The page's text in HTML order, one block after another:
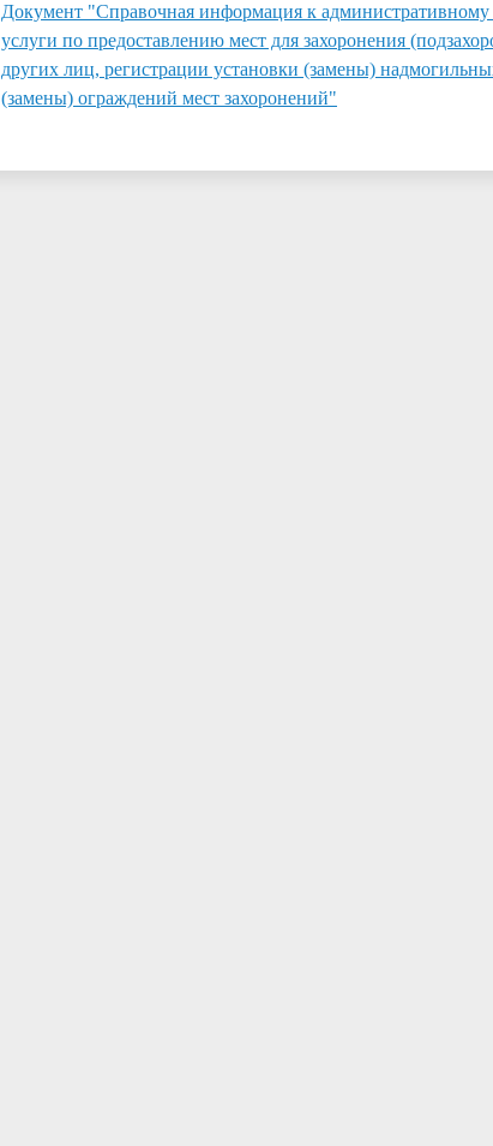
Документ "Справочная информация к административному
услуги по предоставлению мест для захоронения
других лиц, регистрации установки (замены)
(замены) ограждений мест захоронений"